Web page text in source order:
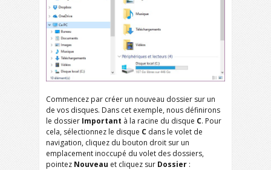
Commencez par créer un nouveau dossier sur un
de vos disques. Dans cet exemple, nous définirons
le dossier Important à la racine du disque C. Pour
cela, sélectionnez le disque C dans le volet de
navigation, cliquez du bouton droit sur un
emplacement inoccupé du volet des dossiers,
pointez Nouveau et cliquez sur Dossier :